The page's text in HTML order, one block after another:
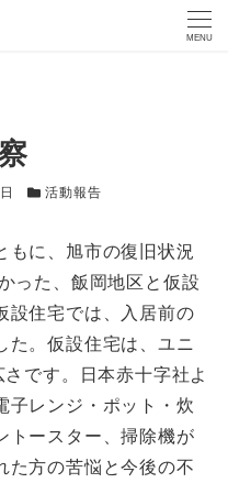
MENU
カテゴリー
活動報告
もに、旭市の復旧状況
った、飯岡地区と仮設
設住宅では、入居前の
た。仮設住宅は、ユニ
です。日本赤十字社よ
子レンジ・ポット・炊
トースター、掃除機が
た方の苦悩と今後の不